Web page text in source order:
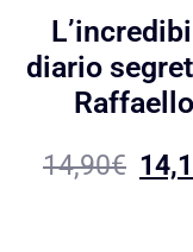
diario
Raffaello
14,90€